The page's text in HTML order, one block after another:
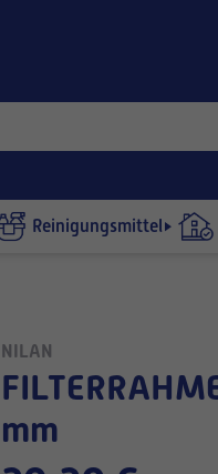
Reinigungsmittel
NILAN
FILTERRAHMEN NILAN 260×300×24
mm